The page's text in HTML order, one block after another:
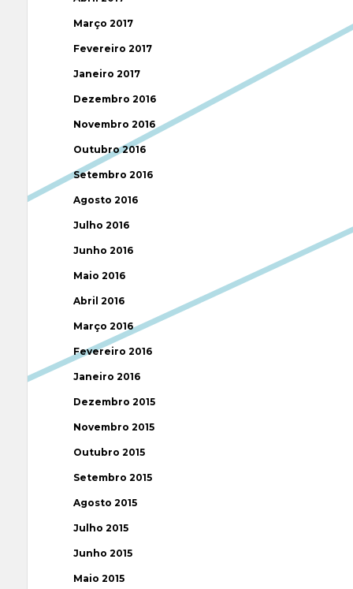
Março 2017
Fevereiro 2017
Janeiro 2017
Dezembro 2016
Novembro 2016
Outubro 2016
Setembro 2016
Agosto 2016
Julho 2016
Junho 2016
Maio 2016
Abril 2016
Março 2016
Fevereiro 2016
Janeiro 2016
Dezembro 2015
Novembro 2015
Outubro 2015
Setembro 2015
Agosto 2015
Julho 2015
Junho 2015
Maio 2015